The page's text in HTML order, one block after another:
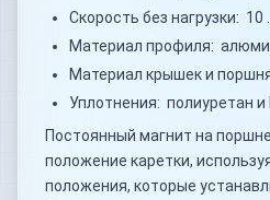
Скорость без нагрузки:
Материал профиля:
Материал крышек и
Уплотнения: полиуретан и
Постоянный магнит на
положение каретки,
положения, которые